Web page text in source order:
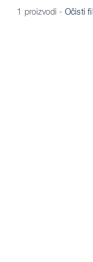
1 proizvodi - Očisti